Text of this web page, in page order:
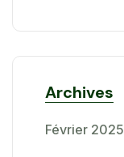
Archives
Février 2025